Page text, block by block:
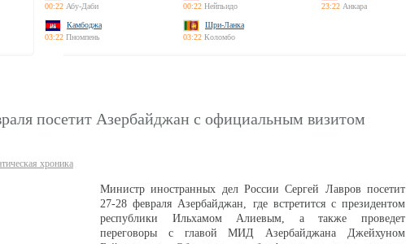
00:22 Абу-Даби
00:22 Нейпьидо
23:22 Анкара
Камбоджа
03:22 Пномпень
Шри-Ланка
03:22 Коломбо
посетит Азербайджан с официальным визитом
хроника
Министр иностранных дел России Сергей Лавров посетит
27-28 февраля Азербайджан, где встретится с президентом
республики Ильхамом Алиевым, а также проведет
переговоры с главой МИД Азербайджана Джейхуном